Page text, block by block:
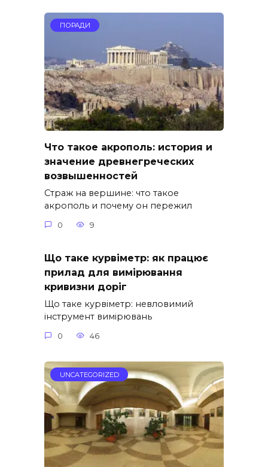
ПОРАДИ
Что такое акрополь: история и
значение древнегреческих
возвышенностей
Страж на вершине: что такое
акрополь и почему он пережил
0 9
Що таке курвіметр: як працює
прилад для вимірювання
кривизни доріг
Що таке курвіметр: невловимий
інструмент вимірювань
0 46
UNCATEGORIZED